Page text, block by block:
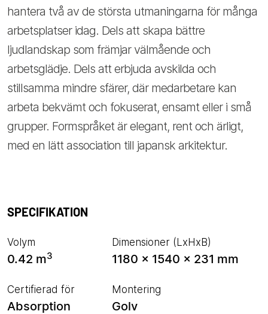
hantera två av de största utmaningarna för många
arbetsplatser idag. Dels att skapa bättre
ljudlandskap som främjar välmående och
arbetsglädje. Dels att erbjuda avskilda och
stillsamma mindre sfärer, där medarbetare kan
arbeta bekvämt och fokuserat, ensamt eller i små
grupper. Formspråket är elegant, rent och ärligt,
med en lätt association till japansk arkitektur.
SPECIFIKATION
Volym
0.42 m3
Dimensioner (LxHxB)
1180 x 1540 x 231 mm
Certifierad för
Absorption
Montering
Golv